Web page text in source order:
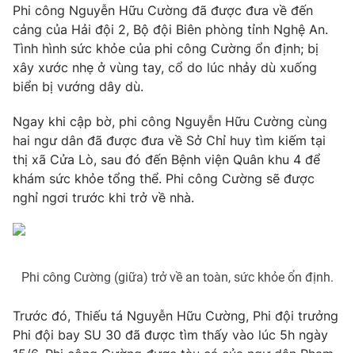
Thế giới đó đây
Câu chuyện quốc tế
Kinh tế
Tài chính
Thị trường
Dữ liệu và đời sống
Phim VTV
Hậu trường
Nhân vật
Khán giả
Giải trí
Điện ảnh
Đời sống
Du lịch
Tuyển sinh
Học trực tuyến
Công nghệ
Hitech Công nghệ tương lai
Giao lưu trực tuyến
Phi công Nguyễn Hữu Cường đã được đưa về đến
cảng của Hải đội 2, Bộ đội Biên phòng tỉnh Nghệ An.
Tình hình sức khỏe của phi công Cường ổn định; bị
xây xước nhẹ ở vùng tay, cổ do lúc nhảy dù xuống
biển bị vướng dây dù.
Ngay khi cập bờ, phi công Nguyễn Hữu Cường cùng
hai ngư dân đã được đưa về Sở Chỉ huy tìm kiếm tại
thị xã Cửa Lò, sau đó đến Bệnh viện Quân khu 4 để
khám sức khỏe tổng thể. Phi công Cường sẽ được
nghỉ ngơi trước khi trở về nhà.
Phi công Cường (giữa) trở về an toàn, sức khỏe ổn định.
Trước đó, Thiếu tá Nguyễn Hữu Cường, Phi đội trưởng
Phi đội bay SU 30 đã được tìm thấy vào lúc 5h ngày